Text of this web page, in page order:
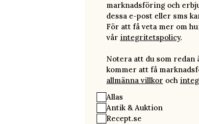
marknadsföring och
dessa e-post eller sms
För att få veta mer om
vår integritetspolicy.
Notera att du som
kommer att få
allmänna villkor och
Allas
Antik & Auktion
Recept.se